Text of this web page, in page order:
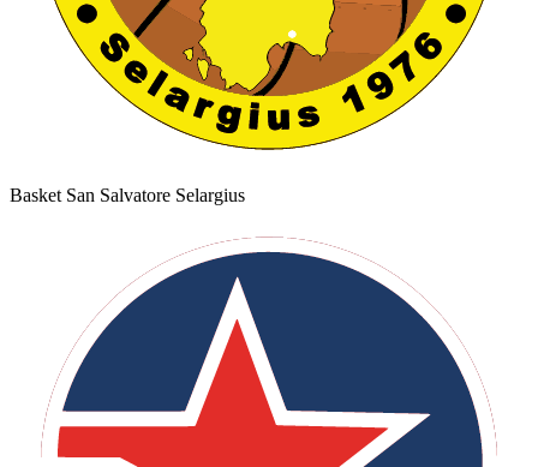
Basket San Salvatore Selargius